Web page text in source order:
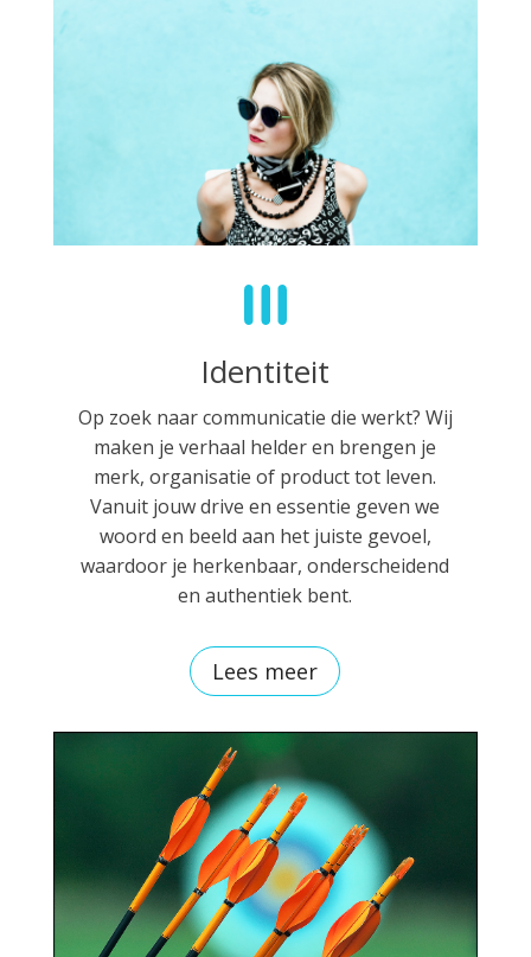
Identiteit
Op zoek naar communicatie die werkt? Wij
maken je verhaal helder en brengen je
merk, organisatie of product tot leven.
Vanuit jouw drive en essentie geven we
woord en beeld aan het juiste gevoel,
waardoor je herkenbaar, onderscheidend
en authentiek bent.
Lees meer